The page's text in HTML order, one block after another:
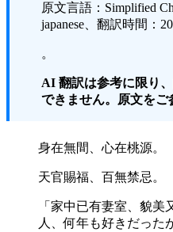
原文言語：Simplified
japanese、翻訳時間：
。
AI 翻訳は参考に限り
できません。原文をご
身在無間、心在桃源。
天官賜福、百無禁忌。
「家中已有妻室、貌
人、何年も好きだった